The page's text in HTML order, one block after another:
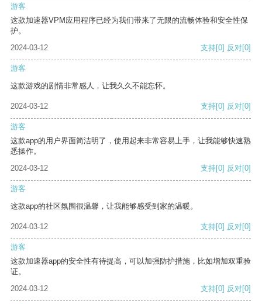
游客
这款加速器VPM应用程序已经为我们带来了无限的流畅体验和安全性保
护。
2024-03-12
支持[0] 反对[0]
游客
这款游戏的剧情非常感人，让我久久不能忘怀。
2024-03-12 支持[0] 反对[0]
游客
这款app的用户界面简洁明了，使用起来非常容易上手，让我能够快速熟
悉操作。
2024-03-12
支持[0] 反对[0]
游客
这款app的社区氛围很温馨，让我能够感受到家的温暖。
2024-03-12 支持[0] 反对[0]
游客
这款加速器app的安全性有待提高，可以加强防护措施，比如增加双重验
证。
2024-03-12
支持[0] 反对[0]